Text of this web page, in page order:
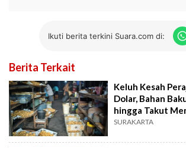
Ikuti berita terkini Suara.com di:
Berita Terkait
Keluh Kesah
Dolar, Bahan
hingga Takut
Tahu
SURAKARTA